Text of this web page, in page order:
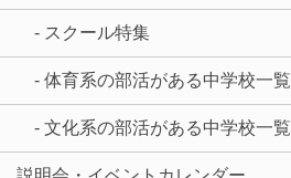
- スクール特集
- 体育系の部活がある中学校一覧
- 文化系の部活がある中学校一覧